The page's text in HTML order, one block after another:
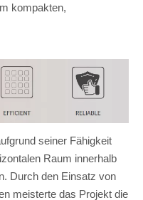
kompakten,
seiner Fähigkeit
Raum innerhalb
Durch den Einsatz von
meisterte das Projekt die